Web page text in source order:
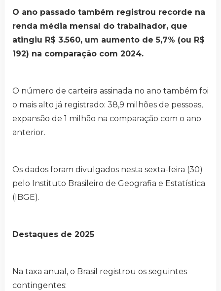
O ano passado também registrou recorde na
renda média mensal do trabalhador, que
atingiu R$ 3.560, um aumento de 5,7% (ou R$
192) na comparação com 2024.
O número de carteira assinada no ano também foi
o mais alto já registrado: 38,9 milhões de pessoas,
expansão de 1 milhão na comparação com o ano
anterior.
Os dados foram divulgados nesta sexta-feira (30)
pelo Instituto Brasileiro de Geografia e Estatística
(IBGE).
Destaques de 2025
Na taxa anual, o Brasil registrou os seguintes
contingentes: